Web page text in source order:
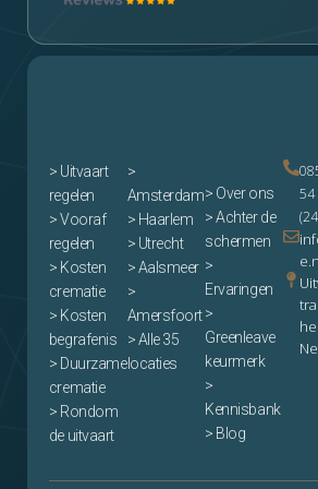
> Uitvaart
regelen
> Vooraf
regelen
> Kosten
crematie
> Kosten
begrafenis
> Duurzame
crematie
> Rondom
de uitvaart
>
Amsterdam
> Haarlem
> Utrecht
> Aalsmeer
>
Amersfoort
> Alle 35
locaties
> Over ons
> Achter de
schermen
>
Ervaringen
>
Greenleave
keurmerk
>
Kennisbank
> Blog
54